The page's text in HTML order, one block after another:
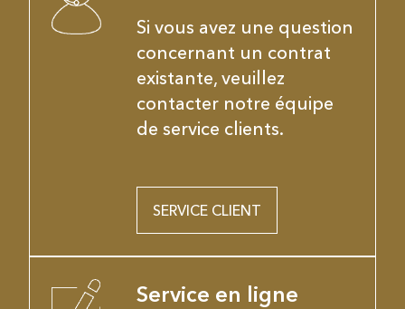
Si vous avez une question
concernant un contrat
existante, veuillez
contacter notre équipe
de service clients.
SERVICE CLIENT
Service en ligne